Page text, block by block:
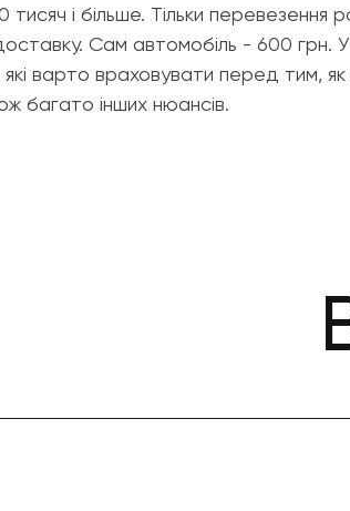
і більше. Тільки перевезення
Сам автомобіль - 600
які варто враховувати перед тим,
багато інших нюансів.